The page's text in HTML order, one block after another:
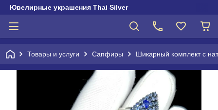
Ювелирные украшения Thai Silver
Товары и услуги Сапфиры Шикарный комплект с